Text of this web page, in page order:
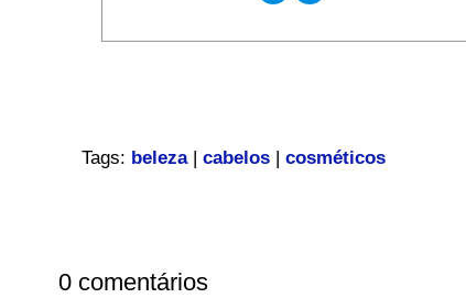
Tags: beleza| cabelos| cosméticos
0 comentários